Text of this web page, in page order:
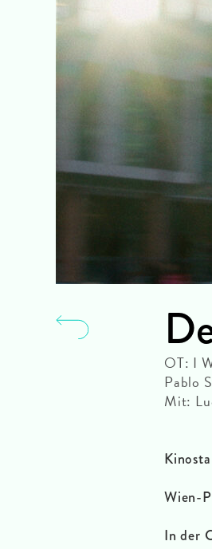
OT: I
Pablo
Mit:
Wien-
In der